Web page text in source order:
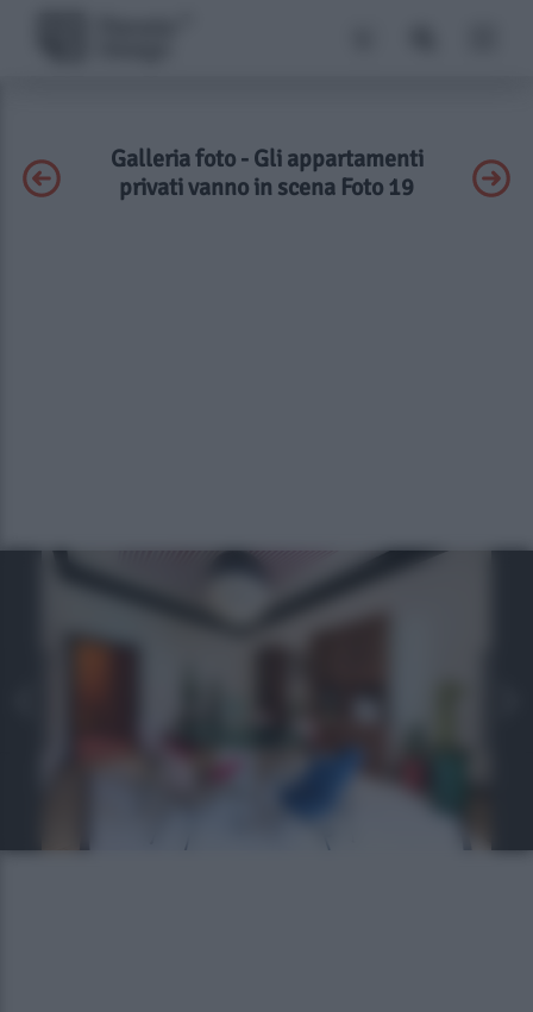
Galleria foto - Gli appartamenti
privati vanno in scena Foto 19